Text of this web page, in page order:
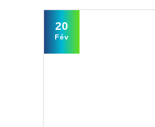
20
Fév